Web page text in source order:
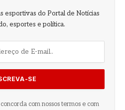
esportivas do Portal de Notícias
esportes e política.
com nossos termos e com